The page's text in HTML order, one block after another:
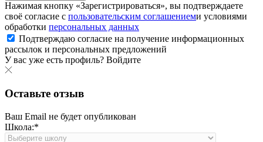
Нажимая кнопку «Зарегистрироваться», вы подтверждаете
своё согласие с пользовательским соглашениеми условиями
обработки персональных данных
Подтверждаю согласие на получение информационных
рассылок и персональных предложений
У вас уже есть профиль? Войдите
Оставьте отзыв
Ваш Email не будет опубликован
Школа:*